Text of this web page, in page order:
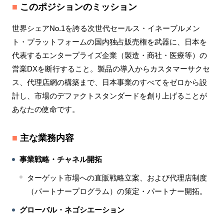
■ このポジションのミッション
世界シェアNo.1を誇る次世代セールス・イネーブルメン
ト・プラットフォームの国内独占販売権を武器に、日本を
代表するエンタープライズ企業（製造・商社・医療等）の
営業DXを断行すること。製品の導入からカスタマーサクセ
ス、代理店網の構築まで、日本事業のすべてをゼロから設
計し、市場のデファクトスタンダードを創り上げることが
あなたの使命です。
■ 主な業務内容
事業戦略・チャネル開拓
ターゲット市場への直販戦略立案、および代理店制度
（パートナープログラム）の策定・パートナー開拓。
グローバル・ネゴシエーション